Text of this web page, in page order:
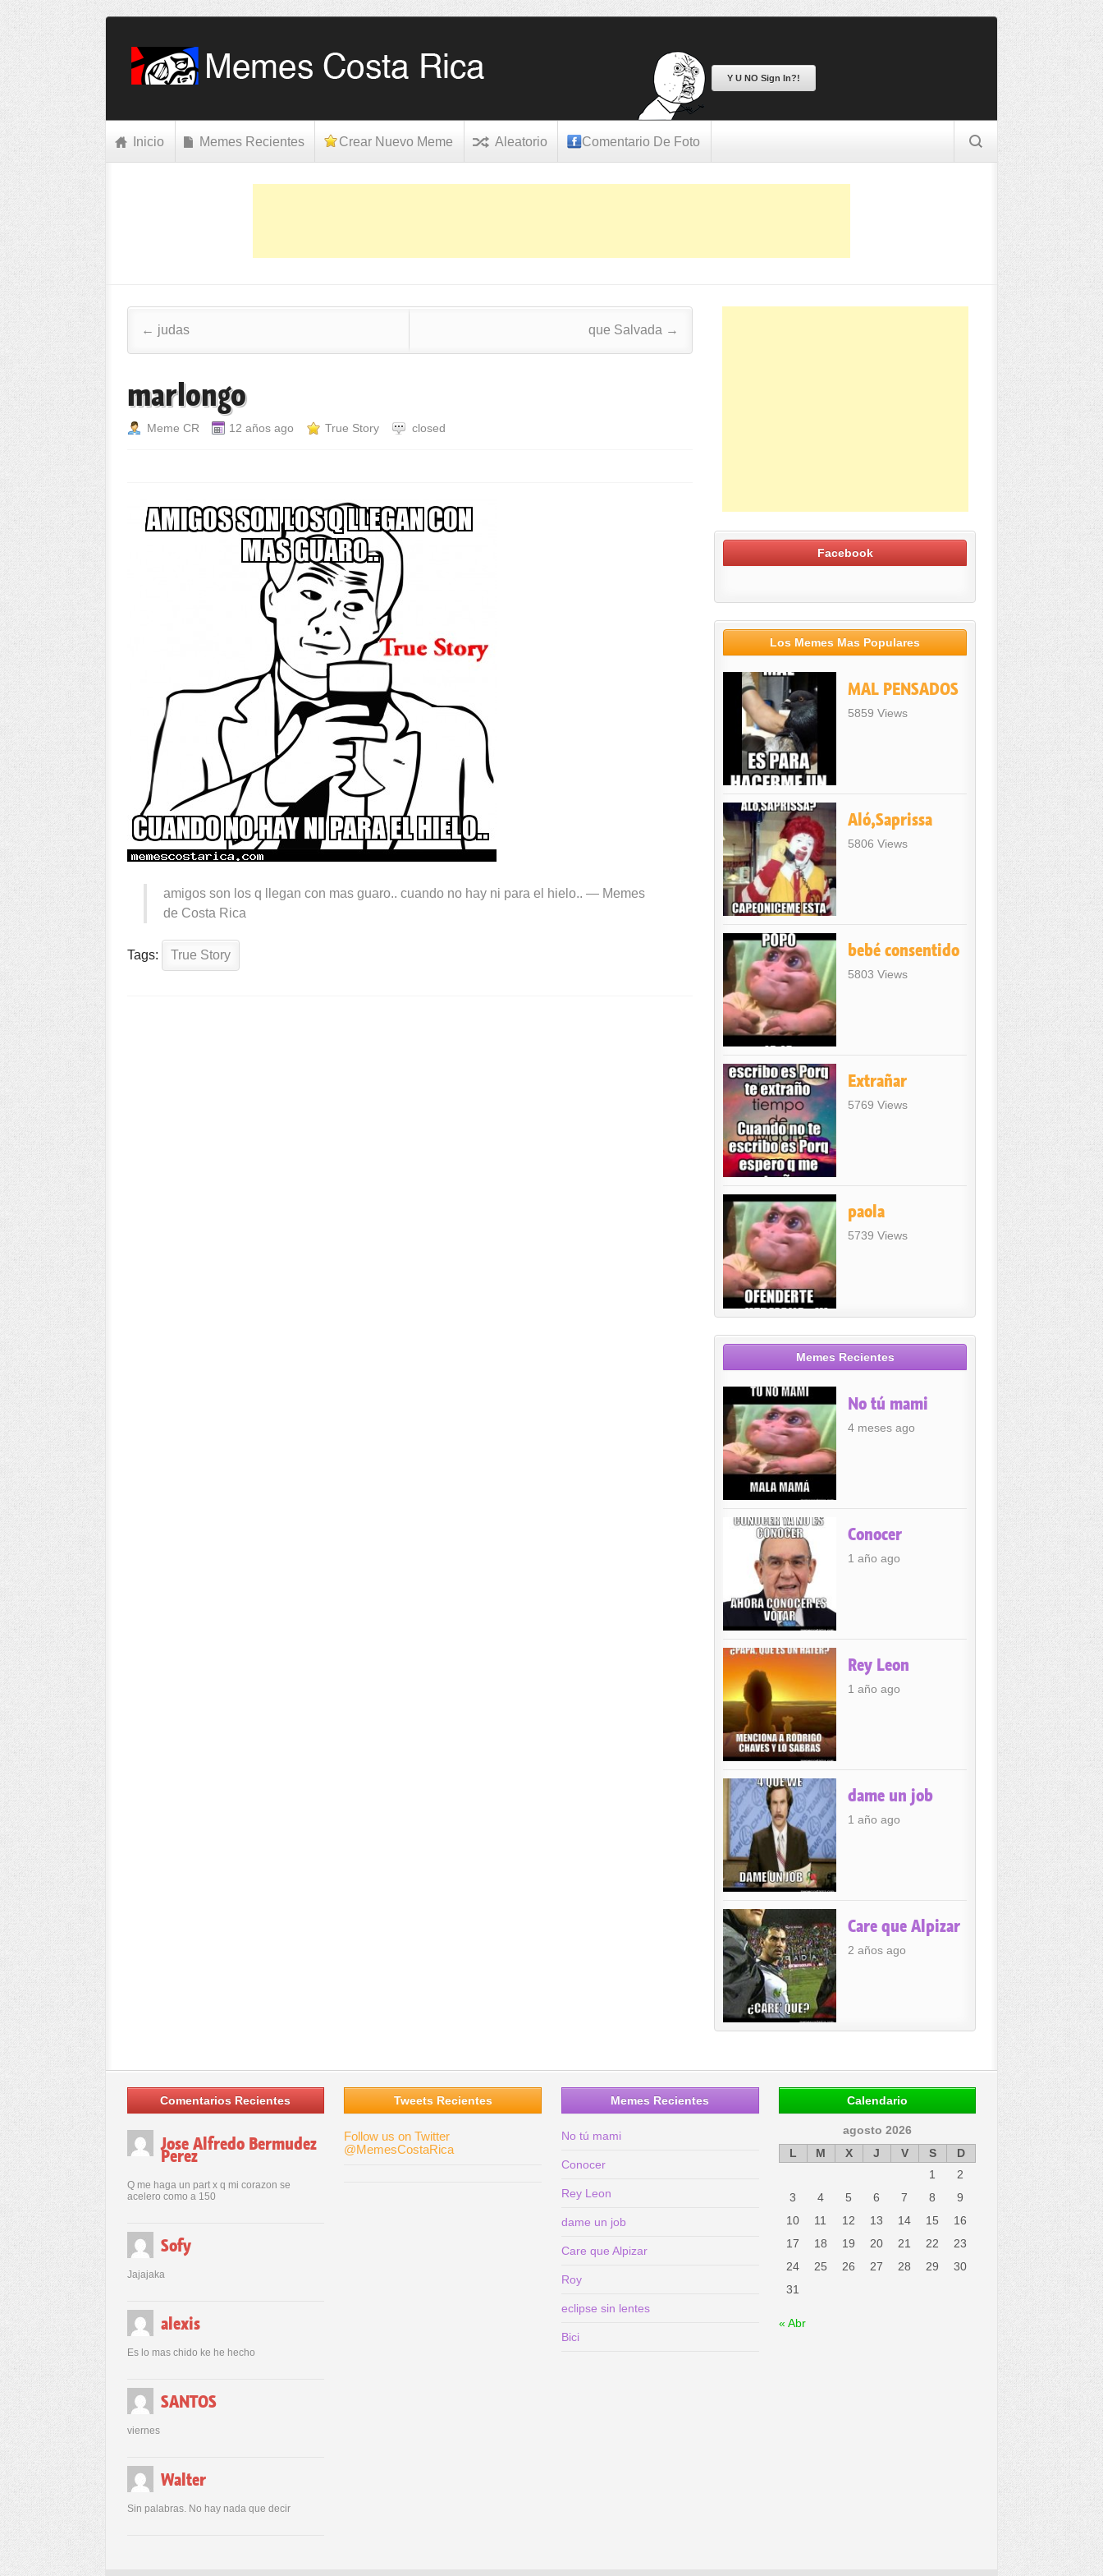
Y U NO Sign In?!
Inicio Memes Recientes Crear Nuevo Meme Aleatorio Comentario De Foto
Post navigation
← judas que Salvada →
marlongo
Meme CR 12 años ago True Story closed
amigos son los q llegan con mas guaro.. cuando no hay ni para el hielo.. — Memes
de Costa Rica
Tags: True Story
Facebook
Los Memes Mas Populares
MAL PENSADOS
5859 Views
Aló,Saprissa
5806 Views
bebé consentido
5803 Views
Extrañar
5769 Views
paola
5739 Views
Memes Recientes
No tú mami
4 meses ago
Conocer
1 año ago
Rey Leon
1 año ago
dame un job
1 año ago
Care que Alpizar
2 años ago
Comentarios Recientes
Jose Alfredo Bermudez
Perez
Q me haga un part x q mi corazon se
acelero como a 150
Sofy
Jajajaka
alexis
Es lo mas chido ke he hecho
SANTOS
viernes
Walter
Sin palabras. No hay nada que decir
Tweets Recientes
Follow us on Twitter
@MemesCostaRica
Memes Recientes
No tú mami
Conocer
Rey Leon
dame un job
Care que Alpizar
Roy
eclipse sin lentes
Bici
Calendario
agosto 2026
L
M X J V S
D
1
2
3
4 5 6 7 8
9
10
11 12 13 14 15
16
17
18 19 20 21 22
23
24
25 26 27 28 29
30
31
« Abr